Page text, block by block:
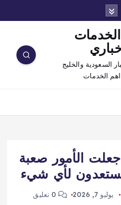
السعودية والخليج
الخدمات
الأمور صعبة
لأي شيء
يوليو 7, 2026